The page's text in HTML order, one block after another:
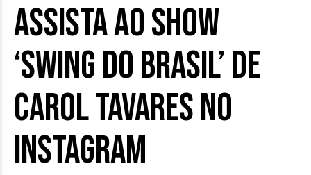
Assista ao show
‘Swing do Brasil’ de
Carol Tavares no
Instagram